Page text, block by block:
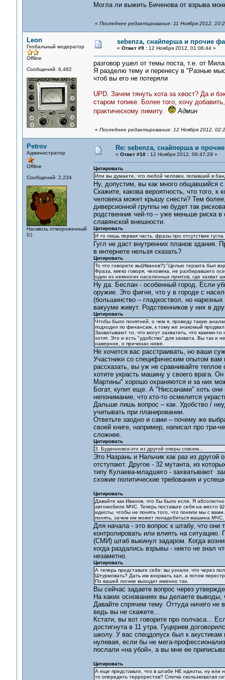
Могла ли выжить Биченова от взрыва
« Последнее редактирование: 11 Ноября 2012,
Leon
Глобальный модератор
Offline
Сообщений: 6,482
sebenza, снайперша и прочие
« Ответ #9 :12 Ноября 2012, 01:06:44 »
разговор ушел от темы поста, т.е. от
Я разделю тему и перенесу в "Разные
чтоб вы его не потеряли
UPD. Зачем тянуть кота за хвост? Да и
старом топике. Более того, хочу
практическому лимиту.
Админ
« Последнее редактирование: 12 Ноября 2012,
Petrov
Администратор
Offline
Сообщений: 2,234
Насквозь отмороженный
(с)
Re: sebenza, снайперша и
« Ответ #10 :12 Ноября 2012, 06:47:29 »
Цитировать
Или вы думаете, что любой человек, попавший в
Ну, допустим, вы как много общавшийся
Скажите, какова вероятность, что того, к
человека может крышу снести? Тем
диверсионной группы не будет так
родственник чей-то – уже меньше риска
славянской внешности.
Цитировать
И то лишь первая часть, фразы про отсутствие
Гугл не даст внутренних планов здания.
в интернете нельзя сказать?
Цитировать
То что говорите вы(Иванов?):"Целью теракта был
Фраза, мягко говоря, человека, не разбиравшего
один из немногих населенных пунктов, где захват
Ну да. Беслан - особенный город. Если
оружие. Это фигня, что у в городе с
(большинство – гладкоствол, но
вакууме живут. Родственников у них в
Цитировать
Чтобы было понятней, о чем я, проведу такую
подходил по финансам, к тому же знакомый
Захватывают то, что могут захватить, что какими-
хотят. Это и есть "удобство" для захвата. Вы так и
наверное, о причинах ниже.
Не хочется вас расстраивать, но ваши
Участники со специфическим опытом
рассказать, вы уж не сравнивайте
хотите украсть машину у своего врага.
Мартины" хорошо охраняются и за них
Богат, купит еще. А "Ниссанами" хоть
непонимание, что кто-то осмелится
Дальше лишь вопрос – как. Удобство /
учитывать при планировании.
Ответьте заодно и сами – почему же
своей книге, например, написал про
сложнее.
Цитировать
3. Буденновск-это из другой оперы совсем...
Это Назрань и Нальчик как раз из
отступают. Другое - 32 мутанта, из
типу Кулаева-младшего - захватывают
схожие политические требования и
Цитировать
Давайте как Иванов, что бы было если. Я
автомобили МЧС. Теперь поставьте себя на место
идиоты, чтобы не понять того, что поняли мы с
понять, зачем им может понадобиться машина
Для начала - это вопрос к штабу, что
контролировать или влиять на
(СМИ) штаб выкинул задаром. Когда
когда раздались взрывы - никто не знал
незаметно.
Цитировать
А теперь представьте себе: вы узнали, что через
Штурмовать? Дать им взорвать зал, а потом
По вашей логике выходит именно так.
Вы сейчас задаете вопрос через
На каких основаниях вы делаете выводы,
Давайте спрячем тему. Оттуда ничего
ведь вы не скажете...
Кстати, вы вот говорите про полчаса...
достигнута в 11 утра. Гуцериев
школу. У вас спецдопуск был к акустикам
нулевая, если бы не мега-
послали «на убой», а вы мне ее
Цитировать
А еще представьте, что в штабе НЕ идиоты, ну или
то опередить террористов? Слегка скользковатая